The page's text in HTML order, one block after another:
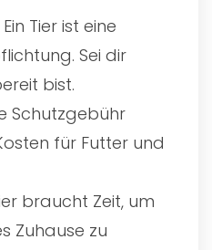
Ein Tier ist eine
Sei dir
bist.
Schutzgebühr
für Futter und
braucht Zeit, um
Zuhause zu